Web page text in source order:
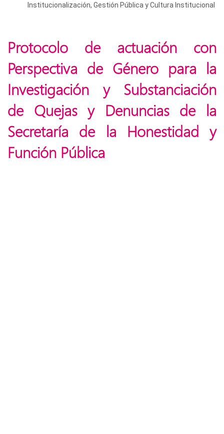
Institucionalización, Gestión Pública y Cultura Institucional
Protocolo de actuación con
Perspectiva de Género para la
Investigación y Substanciación
de Quejas y Denuncias de la
Secretaría de la Honestidad y
Función Pública